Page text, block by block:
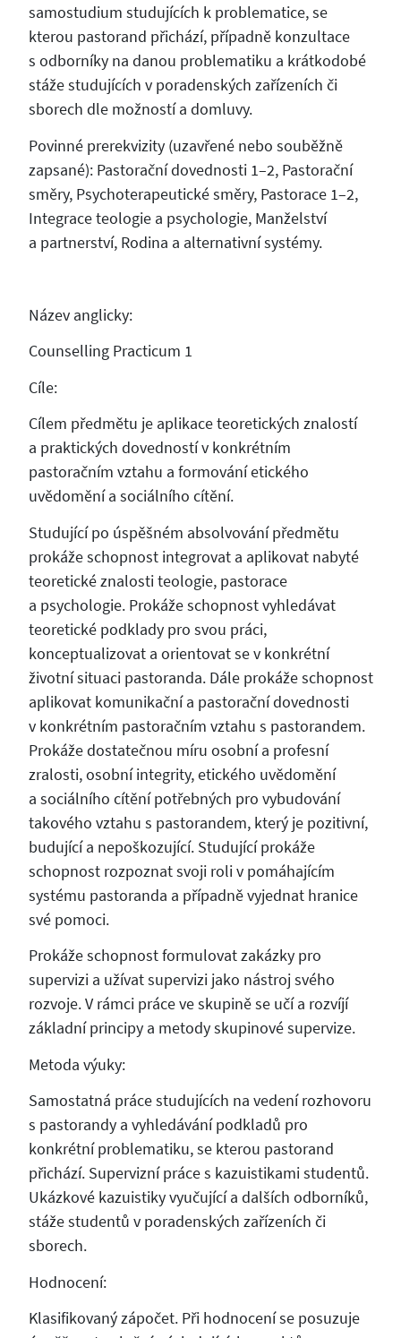
samostudium studujících k problematice, se
kterou pastorand přichází, případně konzultace
s odborníky na danou problematiku a krátkodobé
stáže studujících v poradenských zařízeních či
sborech dle možností a domluvy.
Povinné prerekvizity (uzavřené nebo souběžně
zapsané): Pastorační dovednosti 1–2, Pastorační
směry, Psychoterapeutické směry, Pastorace 1–2,
Integrace teologie a psychologie, Manželství
a partnerství, Rodina a alternativní systémy.
Název anglicky:
Counselling Practicum 1
Cíle:
Cílem předmětu je aplikace teoretických znalostí
a praktických dovedností v konkrétním
pastoračním vztahu a formování etického
uvědomění a sociálního cítění.
Studující po úspěšném absolvování předmětu
prokáže schopnost integrovat a aplikovat nabyté
teoretické znalosti teologie, pastorace
a psychologie. Prokáže schopnost vyhledávat
teoretické podklady pro svou práci,
konceptualizovat a orientovat se v konkrétní
životní situaci pastoranda. Dále prokáže schopnost
aplikovat komunikační a pastorační dovednosti
v konkrétním pastoračním vztahu s pastorandem.
Prokáže dostatečnou míru osobní a profesní
zralosti, osobní integrity, etického uvědomění
a sociálního cítění potřebných pro vybudování
takového vztahu s pastorandem, který je pozitivní,
budující a nepoškozující. Studující prokáže
schopnost rozpoznat svoji roli v pomáhajícím
systému pastoranda a případně vyjednat hranice
své pomoci.
Prokáže schopnost formulovat zakázky pro
supervizi a užívat supervizi jako nástroj svého
rozvoje. V rámci práce ve skupině se učí a rozvíjí
základní principy a metody skupinové supervize.
Metoda výuky:
Samostatná práce studujících na vedení rozhovoru
s pastorandy a vyhledávání podkladů pro
konkrétní problematiku, se kterou pastorand
přichází. Supervizní práce s kazuistikami studentů.
Ukázkové kazuistiky vyučující a dalších odborníků,
stáže studentů v poradenských zařízeních či
sborech.
Hodnocení:
Klasifikovaný zápočet. Při hodnocení se posuzuje